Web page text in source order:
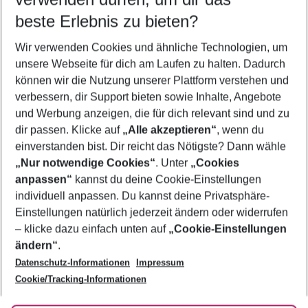
5-8 Nächte
2 Erwachsene Keine Kinder
Mehr Filter anzeigen
Footer
Footer navigation
Über uns
AGB
Bestpreisgarantie
Cookie-Einstellungen ändern
Cookie-Richtlinie
Agenturbetreuung
Barrierefreies Reisen
Folge uns
beste Erlebnis zu bieten?
Wir verwenden Cookies und ähnliche Technologien, um
unsere Webseite für dich am Laufen zu halten. Dadurch
können wir die Nutzung unserer Plattform verstehen und
verbessern, dir Support bieten sowie Inhalte, Angebote
und Werbung anzeigen, die für dich relevant sind und zu
dir passen. Klicke auf „Alle akzeptieren“, wenn du
einverstanden bist. Dir reicht das Nötigste? Dann wähle
„Nur notwendige Cookies“. Unter „Cookies
anpassen“ kannst du deine Cookie-Einstellungen
individuell anpassen. Du kannst deine Privatsphäre-
Einstellungen natürlich jederzeit ändern oder widerrufen
– klicke dazu einfach unten auf „Cookie-Einstellungen
ändern“.
Datenschutz-Informationen
Impressum
Cookie/Tracking-Informationen